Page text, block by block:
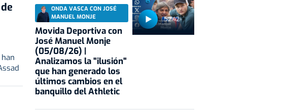
52:42
ONDA VASCA CON JOSÉ
MANUEL MONJE
Movida Deportiva con
José Manuel Monje
(05/08/26) |
Analizamos la "ilusión"
que han generado los
últimos cambios en el
banquillo del Athletic